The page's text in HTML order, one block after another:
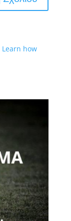
Learn how